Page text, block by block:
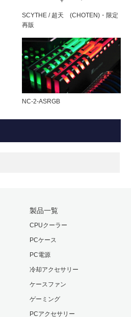
ァンと交換するだけで効果的な
ケーブル
は付属しておりません。
ロダクト
ピンコネクタは、チップセット用
り全長20cmまで延長可能）
スリーブベアリング
30,000時間
SCYTHE / 超天 (CHOTEN)・限定
再販
NC-2-ASRGB
製品一覧
CPUクーラー
PCケース
PC電源
冷却アクセサリー
ケースファン
ゲーミング
PCアクセサリー